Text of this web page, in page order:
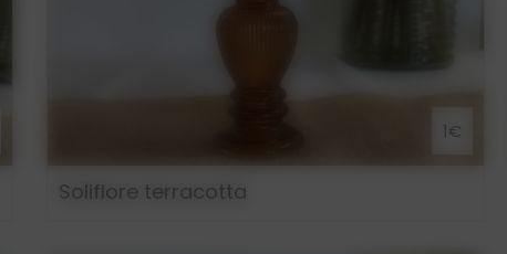
1€
Soliflore terracotta